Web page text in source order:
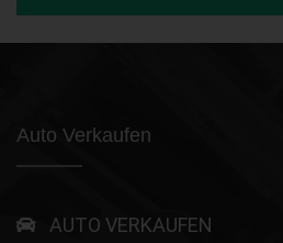
Auto Verkaufen
AUTO VERKAUFEN